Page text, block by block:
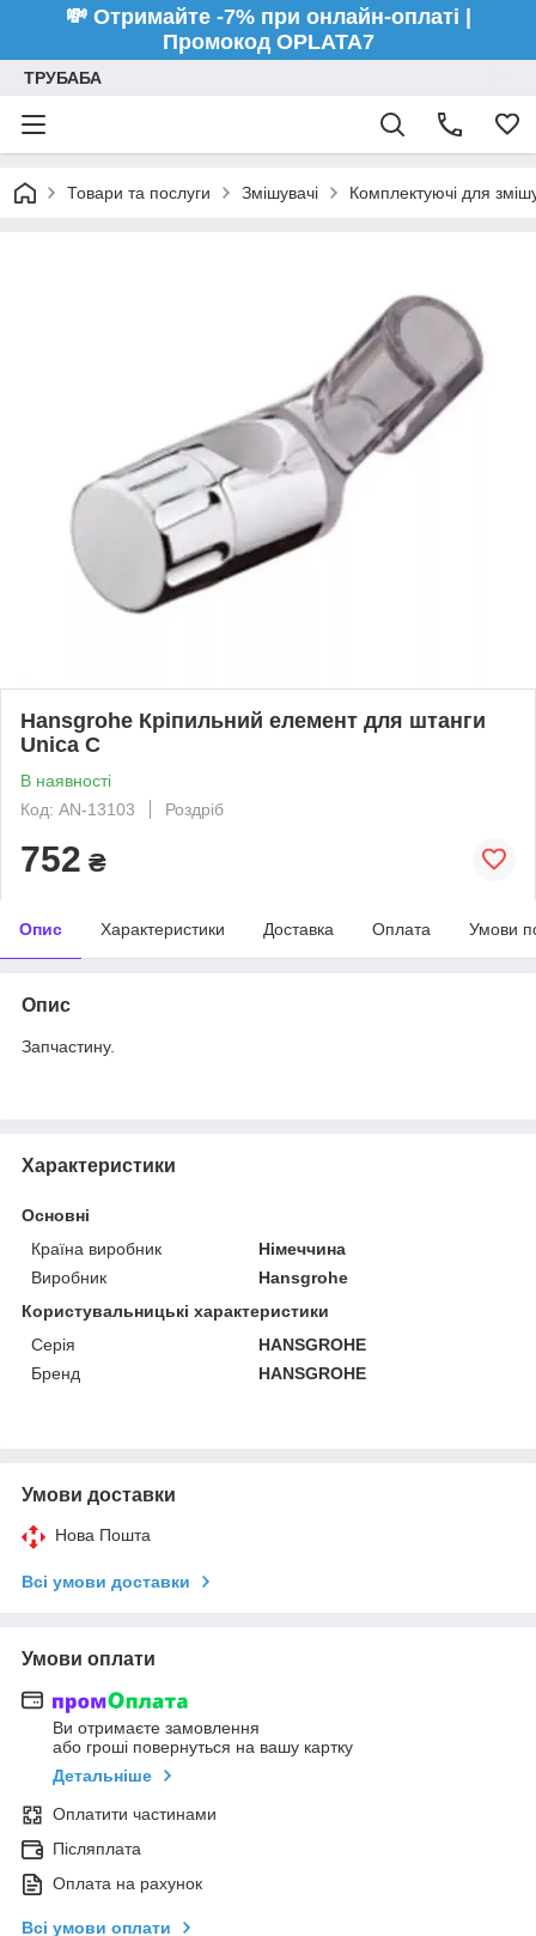
💸 Отримайте -7% при онлайн-оплаті |
Промокод OPLATA7
ТРУБАБА
Товари та послуги Змішувачі Комплектуючі для
Hansgrohe Кріпильний елемент для штанги
Unica C
В наявності
Код: AN-13103
Роздріб
752 ₴
Опис Характеристики Доставка Оплата Умови
Опис
Запчастину.
Характеристики
Основні
Країна виробник
Німеччина
Виробник
Hansgrohe
Користувальницькі характеристики
Серія
HANSGROHE
Бренд
HANSGROHE
Умови доставки
Нова Пошта
Всі умови доставки
Умови оплати
Ви отримаєте замовлення
або гроші повернуться на вашу картку
Детальніше
Оплатити частинами
Післяплата
Оплата на рахунок
Всі умови оплати